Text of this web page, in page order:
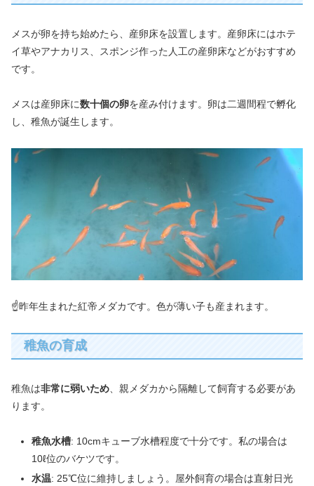
メスが卵を持ち始めたら、産卵床を設置します。産卵床にはホテ
イ草やアナカリス、スポンジ作った人工の産卵床などがおすすめ
です。
メスは産卵床に数十個の卵を産み付けます。卵は二週間程で孵化
し、稚魚が誕生します。
☝昨年生まれた紅帝メダカです。色が薄い子も産まれます。
稚魚の育成
稚魚は非常に弱いため 、親メダカから隔離して飼育する必要があ
ります。
稚魚水槽: 10cmキューブ水槽程度で十分です。私の場合は
10ℓ位のバケツです。
水温: 25℃位に維持しましょう。屋外飼育の場合は直射日光